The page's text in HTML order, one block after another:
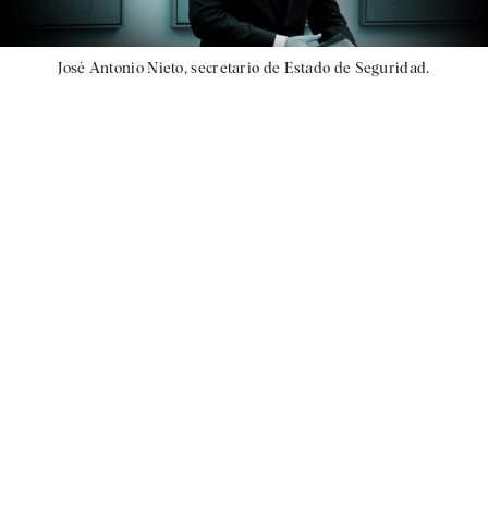
José Antonio Nieto, secretario de Estado de Seguridad.